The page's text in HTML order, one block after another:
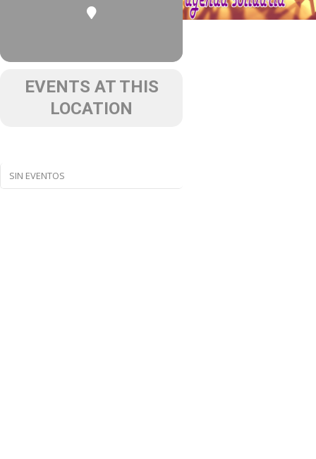
EVENTS AT THIS
LOCATION
SIN EVENTOS